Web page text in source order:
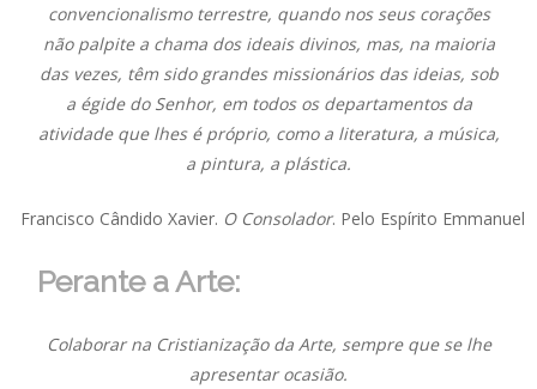
convencionalismo terrestre, quando nos seus corações
não palpite a chama dos ideais divinos, mas, na maioria
das vezes, têm sido grandes missionários das ideias, sob
a égide do Senhor, em todos os departamentos da
atividade que lhes é próprio, como a literatura, a música,
a pintura, a plástica.
Francisco Cândido Xavier. O Consolador. Pelo Espírito Emmanuel
Perante a Arte:
Colaborar na Cristianização da Arte, sempre que se lhe
apresentar ocasião.